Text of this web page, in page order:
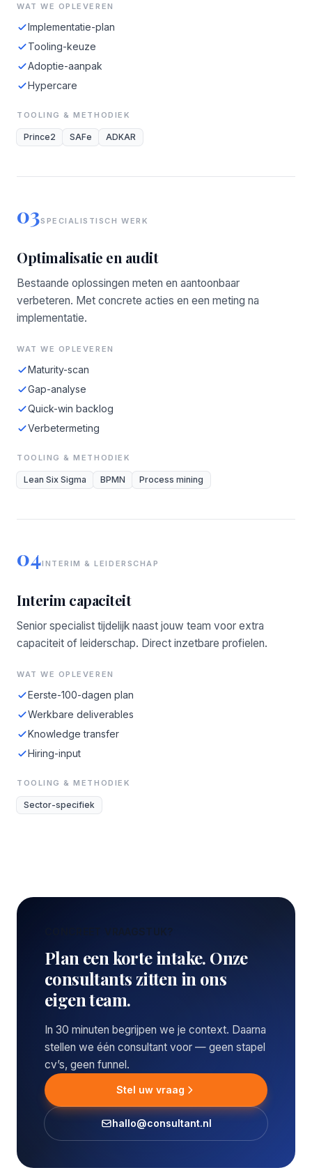
WAT WE OPLEVEREN
Implementatie-plan
Tooling-keuze
Adoptie-aanpak
Hypercare
TOOLING & METHODIEK
Prince2 SAFe ADKAR
03SPECIALISTISCH WERK
Optimalisatie en audit
Bestaande oplossingen meten en aantoonbaar
verbeteren. Met concrete acties en een meting na
implementatie.
WAT WE OPLEVEREN
Maturity-scan
Gap-analyse
Quick-win backlog
Verbetermeting
TOOLING & METHODIEK
Lean Six Sigma BPMN Process mining
04INTERIM & LEIDERSCHAP
Interim capaciteit
Senior specialist tijdelijk naast jouw team voor extra
capaciteit of leiderschap. Direct inzetbare profielen.
WAT WE OPLEVEREN
Eerste-100-dagen plan
Werkbare deliverables
Knowledge transfer
Hiring-input
TOOLING & METHODIEK
Sector-specifiek
CONCREET VRAAGSTUK?
Plan een korte intake. Onze
consultants zitten in ons
eigen team.
In 30 minuten begrijpen we je context. Daarna
stellen we één consultant voor — geen stapel
cv’s, geen funnel.
Stel uw vraag
hallo@consultant.nl